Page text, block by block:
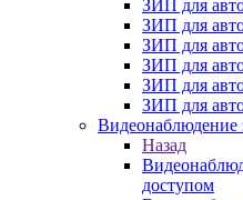
ЗИП для
ЗИП для
ЗИП для
ЗИП для
ЗИП для
ЗИП для
Видеонаблюдение
Назад
доступом